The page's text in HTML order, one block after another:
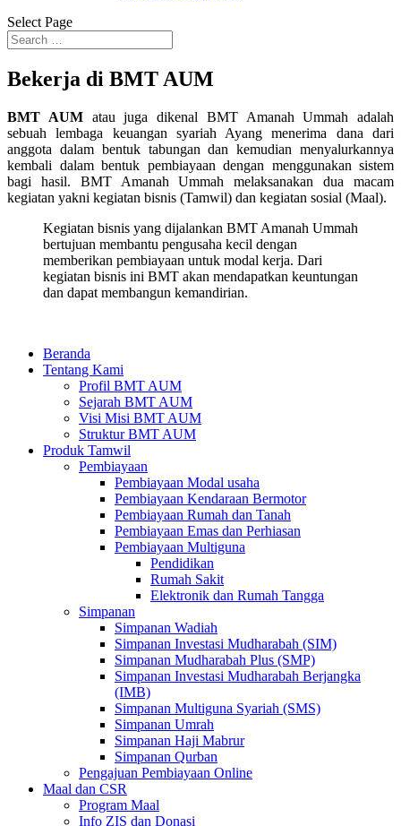
Select Page
Bekerja di BMT AUM
BMT AUMatau juga dikenal BMT Amanah Ummah adalah
sebuah lembaga keuangan syariah Ayang menerima dana dari
anggota dalam bentuk tabungan dan kemudian menyalurkannya
kembali dalam bentuk pembiayaan dengan menggunakan sistem
bagi hasil. BMT Amanah Ummah melaksanakan dua macam
kegiatan yakni kegiatan bisnis (Tamwil) dan kegiatan sosial (Maal).
Kegiatan bisnis yang dijalankan BMT Amanah Ummah
bertujuan membantu pengusaha kecil dengan
memberikan pembiayaan untuk modal kerja. Dari
kegiatan bisnis ini BMT akan mendapatkan keuntungan
dan dapat membangun kemandirian.
Beranda
Tentang Kami
Profil BMT AUM
Sejarah BMT AUM
Visi Misi BMT AUM
Struktur BMT AUM
Produk Tamwil
Pembiayaan
Pembiayaan Modal usaha
Pembiayaan Kendaraan Bermotor
Pembiayaan Rumah dan Tanah
Pembiayaan Emas dan Perhiasan
Pembiayaan Multiguna
Pendidikan
Rumah Sakit
Elektronik dan Rumah Tangga
Simpanan
Simpanan Wadiah
Simpanan Investasi Mudharabah (SIM)
Simpanan Mudharabah Plus (SMP)
Simpanan Investasi Mudharabah Berjangka
(IMB)
Simpanan Multiguna Syariah (SMS)
Simpanan Umrah
Simpanan Haji Mabrur
Simpanan Qurban
Pengajuan Pembiayaan Online
Maal dan CSR
Program Maal
Info ZIS dan Donasi